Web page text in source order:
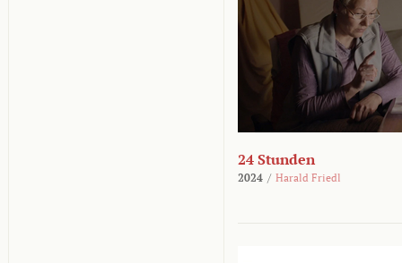
24 Stunden
2024 / Harald Friedl